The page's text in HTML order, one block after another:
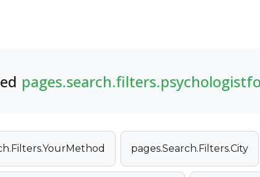
pages.Search.Filters.City